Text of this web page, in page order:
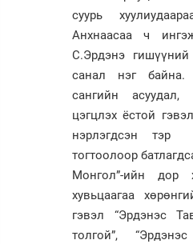
суурь
Анхнаасаа ч
С.Эрдэнэ
санал нэг байна.
сангийн асуудал,
цэгцлэх ёстой
нэрлэгдсэн
тогтоолоор
Монгол”-ийн дор
хувьцаагаа
гэвэл “Эрдэнэс
толгой”,